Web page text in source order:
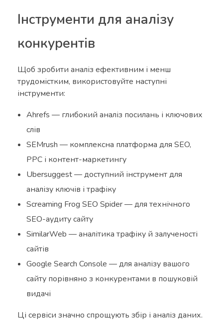
Інструменти для аналізу
конкурентів
Щоб зробити аналіз ефективним і менш
трудомістким, використовуйте наступні
інструменти:
Ahrefs — глибокий аналіз посилань і ключових
слів
SEMrush — комплексна платформа для SEO,
PPC і контент-маркетингу
Ubersuggest — доступний інструмент для
аналізу ключів і трафіку
Screaming Frog SEO Spider — для технічного
SEO-аудиту сайту
SimilarWeb — аналітика трафіку й залученості
сайтів
Google Search Console — для аналізу вашого
сайту порівняно з конкурентами в пошуковій
видачі
Ці сервіси значно спрощують збір і аналіз даних.